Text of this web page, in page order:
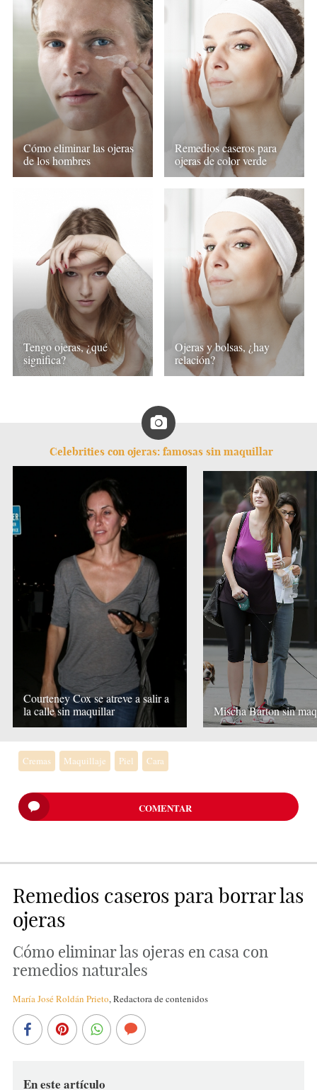
Cómo eliminar las ojeras
de los hombres
Remedios caseros para
ojeras de color verde
Tengo ojeras, ¿qué
significa?
Ojeras y bolsas, ¿hay
relación?
Celebrities con ojeras: famosas sin maquillar
Courteney Cox se atreve a salir a
la calle sin maquillar
Mischa Barton sin
Cremas Maquillaje Piel Cara
COMENTAR
Remedios caseros para borrar las
ojeras
Cómo eliminar las ojeras en casa con
remedios naturales
María José Roldán Prieto,Redactora de contenidos
En este artículo